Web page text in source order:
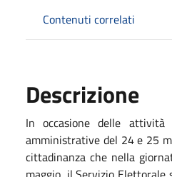
Contenuti correlati
Descrizione
In occasione delle attività
amministrative del 24 e 25
cittadinanza che nella